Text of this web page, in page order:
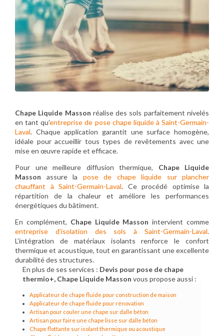
Chape Liquide Masson réalise des sols parfaitement nivelés
en tant qu’entreprise de pose chape liquide à Saint-Germain-
Laval. Chaque application garantit une surface homogène,
idéale pour accueillir tous types de revêtements avec une
mise en œuvre rapide et efficace.
Pour une meilleure diffusion thermique, Chape Liquide
Masson assure la pose de chape liquide sur plancher
chauffant à Saint-Germain-Laval. Ce procédé optimise la
répartition de la chaleur et améliore les performances
énergétiques du bâtiment.
En complément, Chape Liquide Masson intervient comme
entreprise d’isolation des sols à Saint-Germain-Laval.
L’intégration de matériaux isolants renforce le confort
thermique et acoustique, tout en garantissant une excellente
durabilité des structures.
En plus de ses services : Devis pour pose de chape
thermio+, Chape Liquide Masson vous propose aussi :
Applicateur de chape fluide pour construction de maison
Applicateur de chape fluide pour rénovation
Artisan pour couler une chape sur dalle béton
Artisan pour faire une chape lisse sur dalle béton
Chape flottante sur isolant thermique ou acoustique